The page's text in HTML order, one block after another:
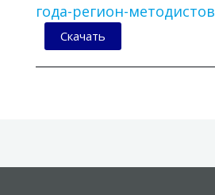
года-регион-методистов
Скачать